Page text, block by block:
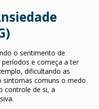
o sentimento de
e começa a ter
dificultando as
sintomas comuns o medo
controle de si, a